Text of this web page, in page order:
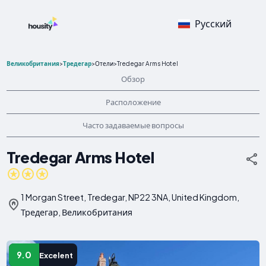
Русский
Великобритания>Тредегар>Отели>Tredegar Arms Hotel
Обзор
Расположение
Часто задаваемые вопросы
Tredegar Arms Hotel
1 Morgan Street, Tredegar, NP22 3NA, United Kingdom,
Тредегар, Великобритания
9.0 Excelent